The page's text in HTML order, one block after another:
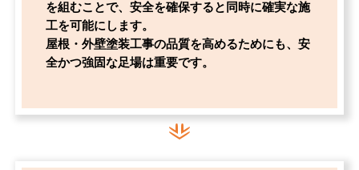
を組むことで、安全を確保すると同時に確実な施
工を可能にします。
屋根・外壁塗装工事の品質を高めるためにも、安
全かつ強固な足場は重要です。